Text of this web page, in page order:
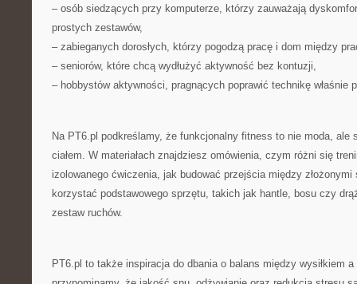
– osób siedzących przy komputerze, którzy zauważają
prostych zestawów,
– zabieganych dorosłych, którzy pogodzą pracę i dom między
– seniorów, które chcą wydłużyć aktywność bez kontuzji,
– hobbystów aktywności, pragnących poprawić technikę właśnie
Na PT6.pl podkreślamy, że funkcjonalny fitness to nie moda, ale
ciałem. W materiałach znajdziesz omówienia, czym różni się
izolowanego ćwiczenia, jak budować przejścia między
korzystać podstawowego sprzętu, takich jak hantle, bosu czy
zestaw ruchów.
PT6.pl to także inspiracja do dbania o balans między wysiłkiem